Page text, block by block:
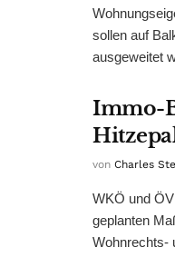
sollen auf
ausgeweitet
Immo-
von Charles
WKÖ und
geplanten
Wohnrechts-